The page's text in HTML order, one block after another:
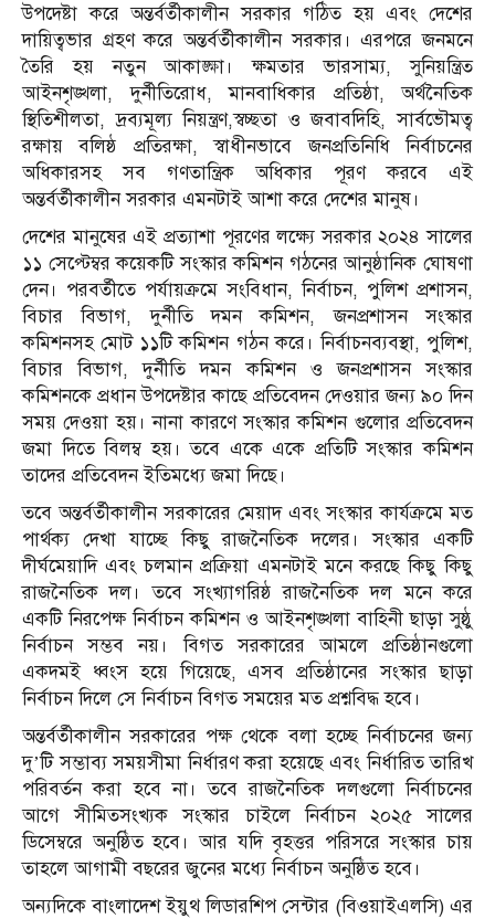
উপদেষ্টা করে অন্তর্বর্তীকালীন সরকার গঠিত হয় এবং দেশের
দায়িত্বভার গ্রহণ করে অন্তর্বর্তীকালীন সরকার। এরপরে জনমনে
তৈরি হয় নতুন আকাঙ্ক্ষা। ক্ষমতার ভারসাম্য, সুনিয়ন্ত্রিত
আইনশৃঙ্খলা, দুর্নীতিরোধ, মানবাধিকার প্রতিষ্ঠা, অর্থনৈতিক
স্থিতিশীলতা, দ্রব্যমূল্য নিয়ন্ত্রণ,স্বচ্ছতা ও জবাবদিহি, সার্বভৌমত্ব
রক্ষায় বলিষ্ঠ প্রতিরক্ষা, স্বাধীনভাবে জনপ্রতিনিধি নির্বাচনের
অধিকারসহ সব গণতান্ত্রিক অধিকার পূরণ করবে এই
অন্তর্বর্তীকালীন সরকার এমনটাই আশা করে দেশের মানুষ।
দেশের মানুষের এই প্রত্যাশা পূরণের লক্ষ্যে সরকার ২০২৪ সালের
১১ সেপ্টেম্বর কয়েকটি সংস্কার কমিশন গঠনের আনুষ্ঠানিক ঘোষণা
দেন। পরবর্তীতে পর্যায়ক্রমে সংবিধান, নির্বাচন, পুলিশ প্রশাসন,
বিচার বিভাগ, দুর্নীতি দমন কমিশন, জনপ্রশাসন সংস্কার
কমিশনসহ মোট ১১টি কমিশন গঠন করে। নির্বাচনব্যবস্থা, পুলিশ,
বিচার বিভাগ, দুর্নীতি দমন কমিশন ও জনপ্রশাসন সংস্কার
কমিশনকে প্রধান উপদেষ্টার কাছে প্রতিবেদন দেওয়ার জন্য ৯০ দিন
সময় দেওয়া হয়। নানা কারণে সংস্কার কমিশন গুলোর প্রতিবেদন
জমা দিতে বিলম্ব হয়। তবে একে একে প্রতিটি সংস্কার কমিশন
তাদের প্রতিবেদন ইতিমধ্যে জমা দিছে।
তবে অন্তর্বর্তীকালীন সরকারের মেয়াদ এবং সংস্কার কার্যক্রমে মত
পার্থক্য দেখা যাচ্ছে কিছু রাজনৈতিক দলের। সংস্কার একটি
দীর্ঘমেয়াদি এবং চলমান প্রক্রিয়া এমনটাই মনে করছে কিছু কিছু
রাজনৈতিক দল। তবে সংখ্যাগরিষ্ঠ রাজনৈতিক দল মনে করে
একটি নিরপেক্ষ নির্বাচন কমিশন ও আইনশৃঙ্খলা বাহিনী ছাড়া সুষ্ঠু
নির্বাচন সম্ভব নয়। বিগত সরকারের আমলে প্রতিষ্ঠানগুলো
একদমই ধ্বংস হয়ে গিয়েছে, এসব প্রতিষ্ঠানের সংস্কার ছাড়া
নির্বাচন দিলে সে নির্বাচন বিগত সময়ের মত প্রশ্নবিদ্ধ হবে।
অন্তর্বর্তীকালীন সরকারের পক্ষ থেকে বলা হচ্ছে নির্বাচনের জন্য
দু’টি সম্ভাব্য সময়সীমা নির্ধারণ করা হয়েছে এবং নির্ধারিত তারিখ
পরিবর্তন করা হবে না। তবে রাজনৈতিক দলগুলো নির্বাচনের
আগে সীমিতসংখ্যক সংস্কার চাইলে নির্বাচন ২০২৫ সালের
ডিসেম্বরে অনুষ্ঠিত হবে। আর যদি বৃহত্তর পরিসরে সংস্কার চায়
তাহলে আগামী বছরের জুনের মধ্যে নির্বাচন অনুষ্ঠিত হবে।
অন্যদিকে বাংলাদেশ ইয়ুথ লিডারশিপ সেন্টার (বিওয়াইএলসি) এর